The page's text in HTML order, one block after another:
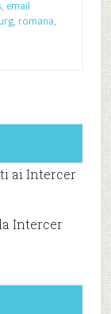
, email
, romana,
ai Intercer
Intercer